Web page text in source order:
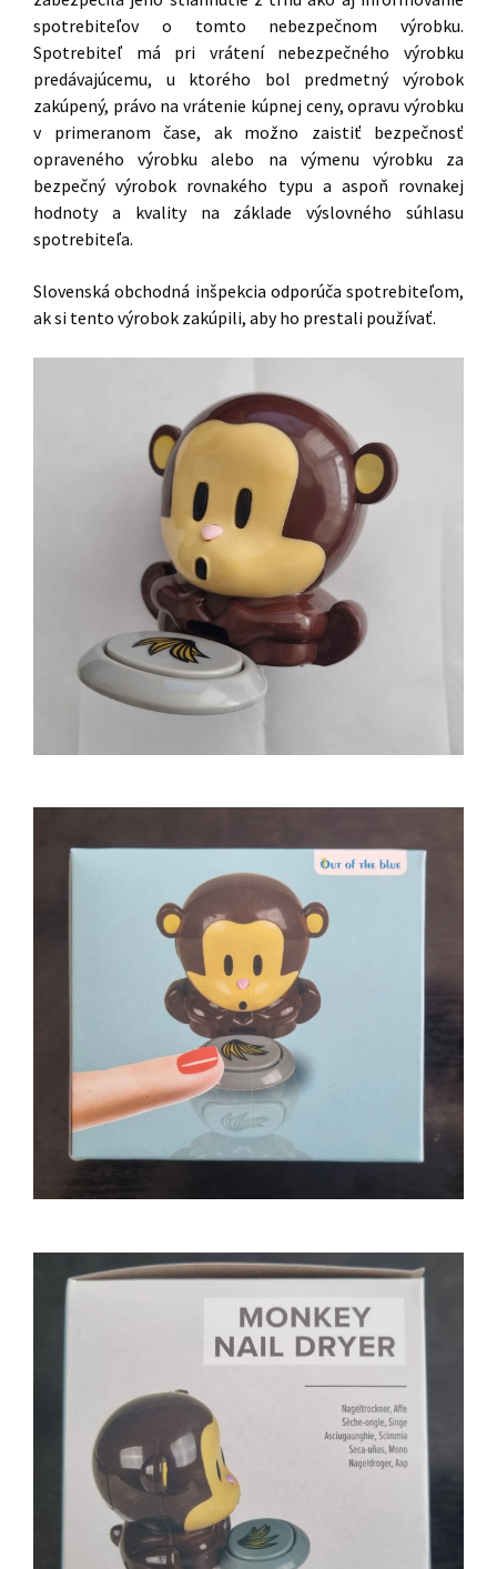
spotrebiteľov o tomto nebezpečnom výrobku.
Spotrebiteľ má pri vrátení nebezpečného výrobku
predávajúcemu, u ktorého bol predmetný výrobok
zakúpený, právo na vrátenie kúpnej ceny, opravu výrobku
v primeranom čase, ak možno zaistiť bezpečnosť
opraveného výrobku alebo na výmenu výrobku za
bezpečný výrobok rovnakého typu a aspoň rovnakej
hodnoty a kvality na základe výslovného súhlasu
spotrebiteľa.
Slovenská obchodná inšpekcia odporúča spotrebiteľom,
ak si tento výrobok zakúpili, aby ho prestali používať.